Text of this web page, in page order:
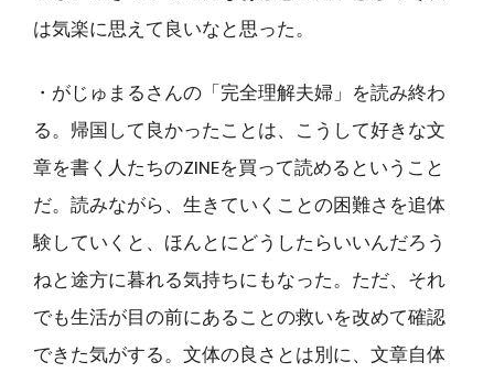
は気楽に思えて良いなと思った。
・がじゅまるさんの「完全理解夫婦」を読み終わ
る。帰国して良かったことは、こうして好きな文
章を書く人たちのZINEを買って読めるということ
だ。読みながら、生きていくことの困難さを追体
験していくと、ほんとにどうしたらいいんだろう
ねと途方に暮れる気持ちにもなった。ただ、それ
でも生活が目の前にあることの救いを改めて確認
できた気がする。文体の良さとは別に、文章自体